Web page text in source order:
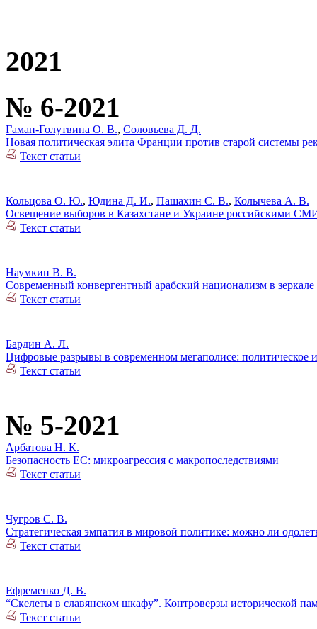
2021
№ 6-2021
Гаман-Голутвина О. В., Соловьева Д. Д.
Новая политическая элита Франции против старой системы
Текст статьи
Кольцова О. Ю., Юдина Д. И., Пашахин С. В., Колычева А. В.
Освещение выборов в Казахстане и Украине российскими
Текст статьи
Наумкин В. В.
Современный конвергентный арабский национализм в зеркале
Текст статьи
Бардин А. Л.
Цифровые разрывы в современном мегаполисе: политическое
Текст статьи
№ 5-2021
Арбатова Н. К.
Безопасность ЕС: микроагрессия с макропоследствиями
Текст статьи
Чугров С. В.
Стратегическая эмпатия в мировой политике: можно ли
Текст статьи
Ефременко Д. В.
“Скелеты в славянском шкафу”. Контроверзы исторической
Текст статьи